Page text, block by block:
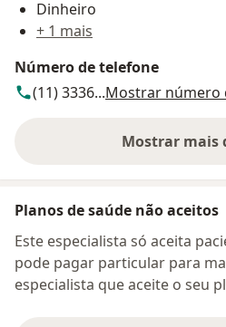
Dinheiro
+ 1 mais
Número de telefone
(11) 3336...Mostrar número
Mostrar mais
Planos de saúde não aceitos
Este especialista só aceita
pode pagar particular para
especialista que aceite o seu